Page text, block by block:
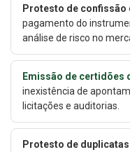
Protesto de confissão
pagamento do
análise de risco no
Emissão de certidões
inexistência de
licitações e auditorias.
Protesto de